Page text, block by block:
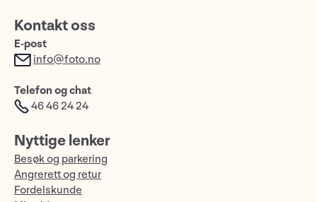
Kontakt oss
E-post
info@foto.no
Telefon og chat
46 46 24 24
Nyttige lenker
Besøk og parkering
Angrerett og retur
Fordelskunde